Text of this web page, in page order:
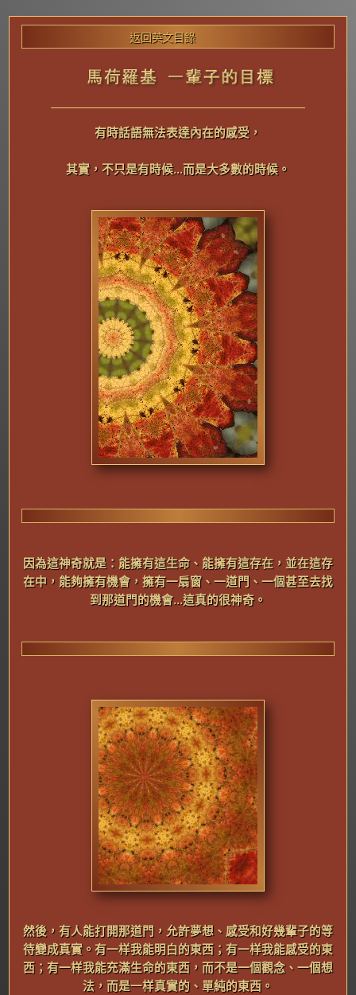
返回英文目錄
有時話語無法表達內在的感受，
其實，不只是有時候...而是大多數的時候。
因為這神奇就是：能擁有這生命、能擁有這存在，並在這存
在中，能夠擁有機會，擁有一扇窗、一道門、一個甚至去找
到那道門的機會...這真的很神奇。
然後，有人能打開那道門，允許夢想、感受和好幾輩子的等
待變成真實。有一样我能明白的東西；有一样我能感受的東
西；有一样我能充滿生命的東西，而不是一個觀念、一個想
法，而是一样真實的、單純的東西。